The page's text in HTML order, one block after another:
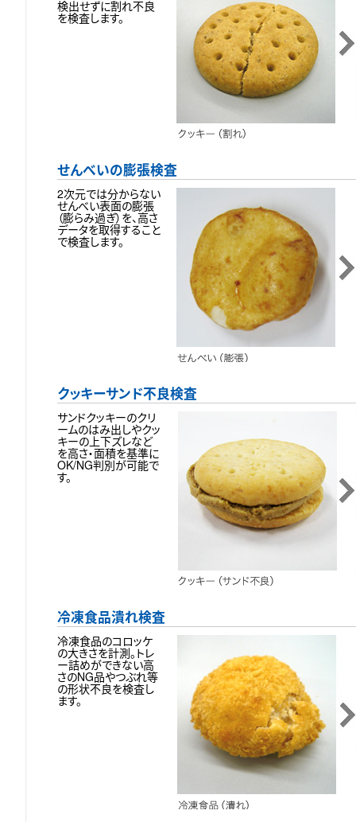
検出せずに割れ不良
を検査します。
せんべいの膨張検査
2次元では分からない
せんべい表面の膨張
（膨らみ過ぎ）を、高さ
データを取得すること
で検査します。
クッキーサンド不良検査
サンドクッキーのクリ
ームのはみ出しやクッ
キーの上下ズレなど
を高さ・面積を基準に
OK/NG判別が可能で
す。
冷凍食品潰れ検査
冷凍食品のコロッケ
の大きさを計測。トレ
ー詰めができない高
さのNG品やつぶれ等
の形状不良を検査し
ます。